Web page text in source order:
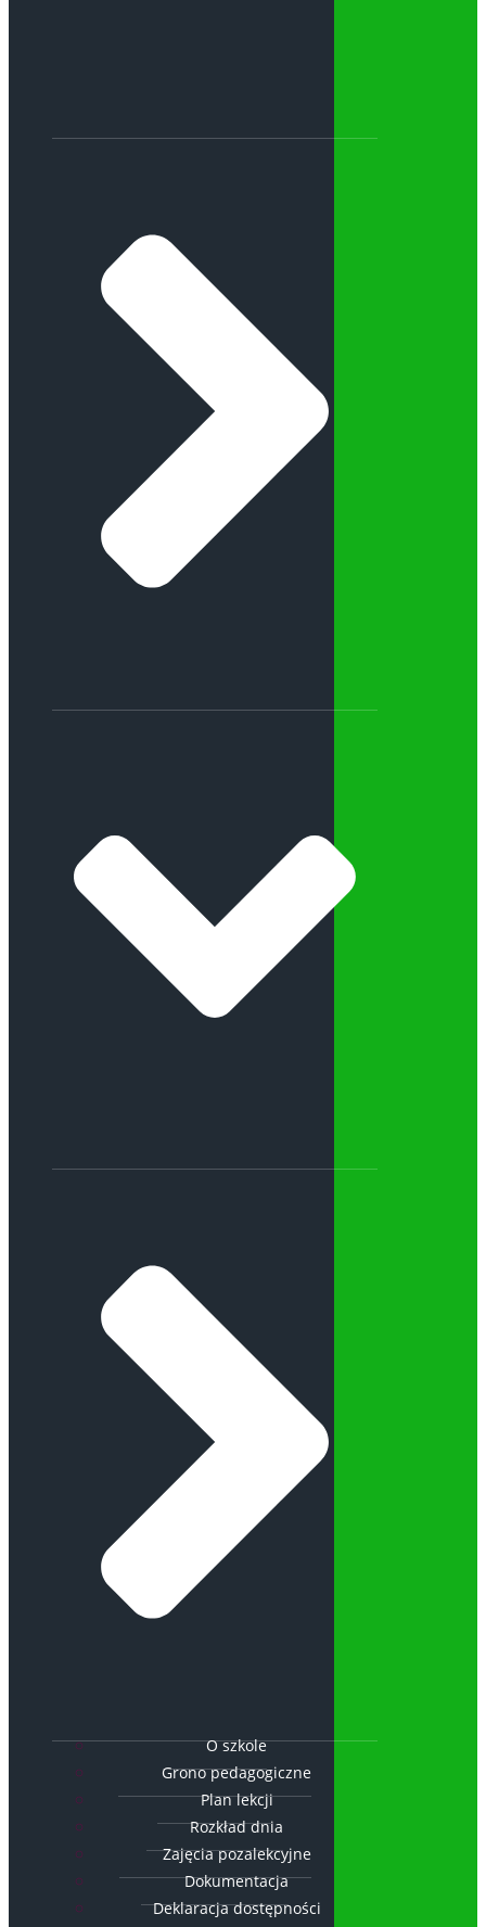
O szkole
Grono pedagogiczne
Plan lekcji
Rozkład dnia
Zajęcia pozalekcyjne
Dokumentacja
Deklaracja dostępności